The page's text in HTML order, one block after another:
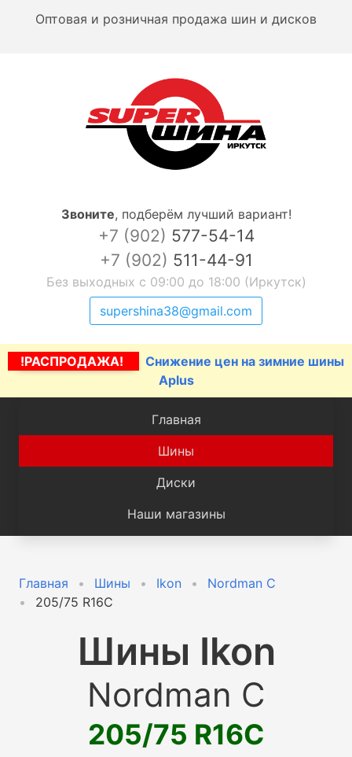
Оптовая и розничная продажа шин и дисков
Звоните, подберём лучший вариант!
+7 (902) 577-54-14
+7 (902) 511-44-91
Без выходных с 09:00 до 18:00 (Иркутск)
supershina38@gmail.com
!РАСПРОДАЖА!
Снижение цен на зимние шины
Aplus
Главная
Шины
Диски
Наши магазины
Главная Шины Ikon
Nordman C
205/75 R16C
Шины Ikon
Nordman C
205/75 R16C